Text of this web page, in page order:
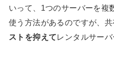
いって、1つのサーバーを複
使う方法があるのですが、
ストを抑えてレンタルサーバ